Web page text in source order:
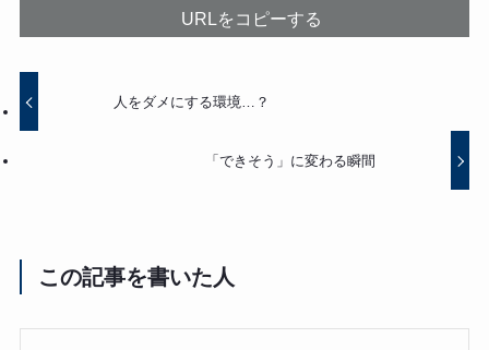
URLをコピーする
人をダメにする環境…？
「できそう」に変わる瞬間
この記事を書いた人